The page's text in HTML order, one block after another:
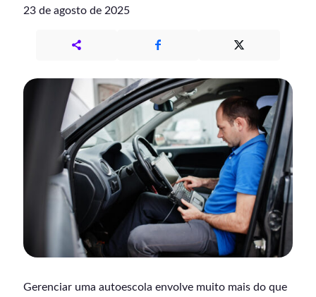
23 de agosto de 2025
Gerenciar uma autoescola envolve muito mais do que